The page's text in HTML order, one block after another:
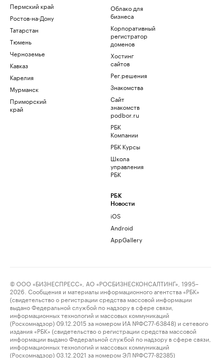
Пермский край
Ростов-на-Дону
Татарстан
Тюмень
Черноземье
Кавказ
Карелия
Мурманск
Приморский
край
Облако для
бизнеса
Корпоративный
регистратор
доменов
Хостинг
сайтов
Рег.решения
Знакомства
Сайт
знакомств
podbor.ru
РБК
Компании
РБК Курсы
Школа
управления
РБК
РБК
Новости
iOS
Android
AppGallery
© ООО «БИЗНЕСПРЕСС», АО «РОСБИЗНЕСКОНСАЛТИНГ», 1995–
2026. Сообщения и материалы информационного агентства «РБК»
(свидетельство о регистрации средства массовой информации
выдано Федеральной службой по надзору в сфере связи,
информационных технологий и массовых коммуникаций
(Роскомнадзор) 09.12.2015 за номером ИА №ФС77-63848) и сетевого
издания «РБК» (свидетельство о регистрации средства массовой
информации выдано Федеральной службой по надзору в сфере связи,
информационных технологий и массовых коммуникаций
(Роскомнадзор) 03.12.2021 за номером ЭЛ №ФС77-82385)